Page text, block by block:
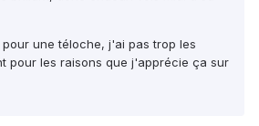
pour une téloche, j'ai pas trop les
pour les raisons que j'apprécie ça sur